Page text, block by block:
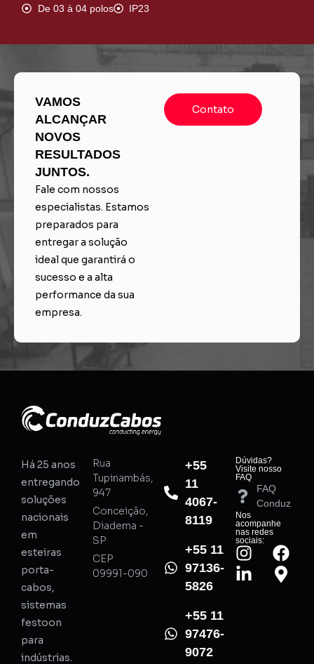
De 03 à 04 polos
IP23
VAMOS
ALCANÇAR
NOVOS
RESULTADOS
JUNTOS.
Fale com nossos
especialistas. Estamos
preparados para
entregar a solução
ideal que garantirá o
sucesso e a alta
performance da sua
empresa.
Contato
Há 25 anos
entregando
soluções
nacionais
em
esteiras
porta-
cabos,
sistemas
festoon
para
indústrias.
Rua
Tupinambás,
947
Conceição,
Diadema -
SP
CEP
09991-090
+55
11
4067-
8119
+55 11
97136-
5826
+55 11
97476-
9072
Dúvidas?
Visite nosso
FAQ
FAQ
Conduz
Nos
acompanhe
nas redes
sociais: